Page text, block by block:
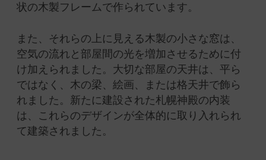
状の木製フレームで作られています。
また、それらの上に見える木製の小さな窓は、
空気の流れと部屋間の光を増加させるために付
け加えられました。 大切な部屋の天井は、平ら
ではなく、木の梁、絵画、または格天井で飾ら
れました。 新たに建設された札幌神殿の内装
は、これらのデザインが全体的に取り入れられ
て建築されました。